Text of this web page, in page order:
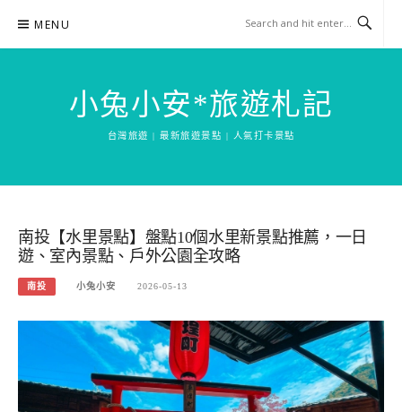
content
MENU
小兔小安*旅遊札記
台灣旅遊 | 最新旅遊景點 | 人氣打卡景點
南投【水里景點】盤點10個水里新景點推薦，一日
遊、室內景點、戶外公園全攻略
南投 小兔小安 2026-05-13